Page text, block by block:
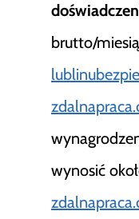
brutto/
wynosić